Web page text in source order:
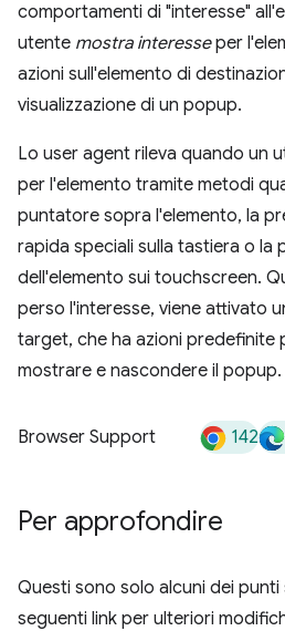
comportamenti di "interesse"
utente mostra interesseper
azioni sull'elemento di
visualizzazione di un popup.
Lo user agent rileva quando un
per l'elemento tramite metodi
puntatore sopra l'elemento, la
rapida speciali sulla tastiera o la
dell'elemento sui touchscreen.
perso l'interesse, viene attivato
target, che ha azioni predefinite
mostrare e nascondere il popup.
Browser Support 142
Per approfondire
Questi sono solo alcuni dei punti
seguenti link per ulteriori